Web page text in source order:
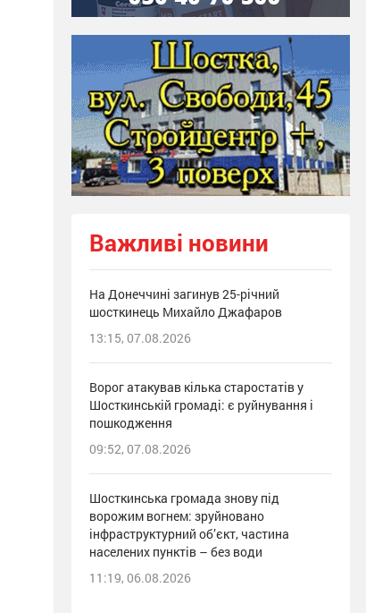
Важливі новини
На Донеччині загинув 25-річний
шосткинець Михайло Джафаров
13:15, 07.08.2026
Ворог атакував кілька старостатів у
Шосткинській громаді: є руйнування і
пошкодження
09:52, 07.08.2026
Шосткинська громада знову під
ворожим вогнем: зруйновано
інфраструктурний об’єкт, частина
населених пунктів – без води
11:19, 06.08.2026